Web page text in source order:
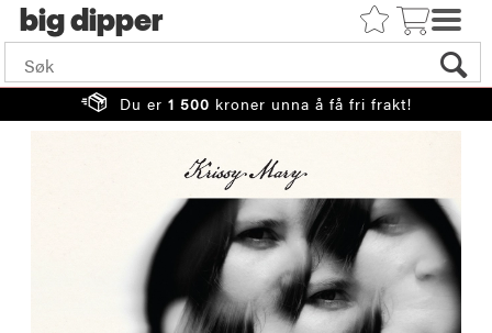
big
Du er 1 500 kroner unna å få fri frakt!